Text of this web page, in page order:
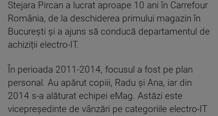
Stejara Pircan a lucrat aproape 10 ani în Carrefour
România, de la deschiderea primului magazin în
București și a ajuns să conducă departamentul de
achiziții electro-IT.
În perioada 2011-2014, focusul a fost pe plan
personal. Au apărut copiii, Radu și Ana, iar din
2014 s-a alăturat echipei eMag. Astăzi este
vicepreședinte de vânzări pe categoriile electro-IT